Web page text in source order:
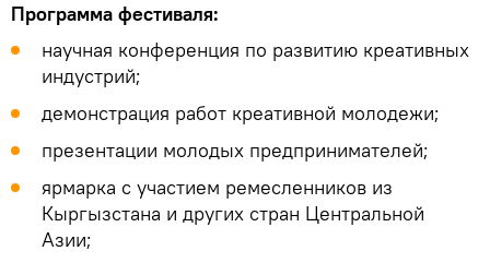
Программа фестиваля:
научная конференция по развитию креативных
индустрий;
демонстрация работ креативной молодежи;
презентации молодых предпринимателей;
ярмарка с участием ремесленников из
Кыргызстана и других стран Центральной
Азии;